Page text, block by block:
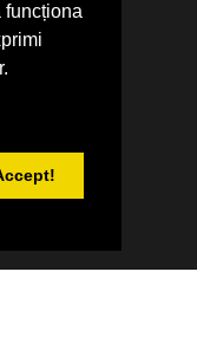
funcționa